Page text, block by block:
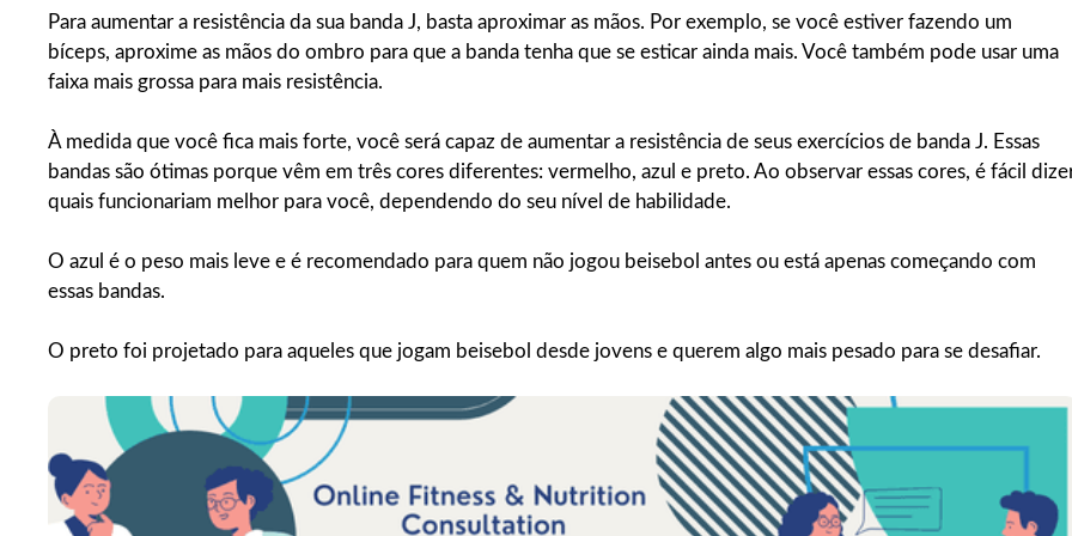
Para aumentar a resistência da sua banda J, basta aproximar as mãos. Por exemplo, se você estiver fazendo um
bíceps, aproxime as mãos do ombro para que a banda tenha que se esticar ainda mais. Você também pode usar uma
faixa mais grossa para mais resistência.
À medida que você fica mais forte, você será capaz de aumentar a resistência de seus exercícios de banda J. Essas
bandas são ótimas porque vêm em três cores diferentes: vermelho, azul e preto. Ao observar essas cores, é fácil
quais funcionariam melhor para você, dependendo do seu nível de habilidade.
O azul é o peso mais leve e é recomendado para quem não jogou beisebol antes ou está apenas começando com
essas bandas.
O preto foi projetado para aqueles que jogam beisebol desde jovens e querem algo mais pesado para se desafiar.